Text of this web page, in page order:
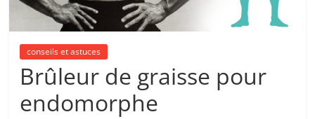
conseils et astuces
Brûleur de graisse pour
endomorphe